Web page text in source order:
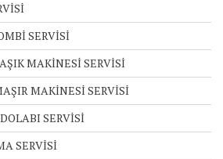
SERVİSİ
MAKİNESİ SERVİSİ
MAKİNESİ SERVİSİ
SERVİSİ
SERVİSİ